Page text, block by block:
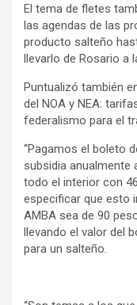
El tema de fletes
las agendas de las
producto salteño
llevarlo de Rosario a
Puntualizó también
del NOA y NEA:
federalismo para el
“Pagamos el boleto
subsidia anualmente
todo el interior con
especificar que esto
AMBA sea de 90
llevando el valor del
para un salteño.